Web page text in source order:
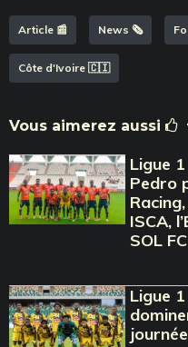
Article 📰 News 🗞️
Côte d'Ivoire 🇨🇮
Vous aimerez aussi
Ligue
Pedro
ISCA,
SOL FC
Ligue